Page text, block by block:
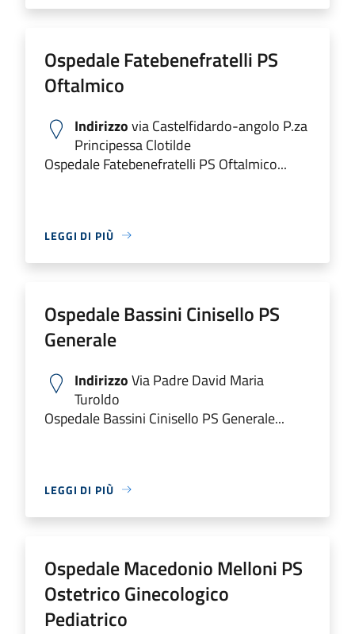
Ospedale Fatebenefratelli PS
Oftalmico
Indirizzovia Castelfidardo-angolo P.za
Principessa Clotilde
Ospedale Fatebenefratelli PS Oftalmico...
LEGGI DI PIÙ
Ospedale Bassini Cinisello PS
Generale
IndirizzoVia Padre David Maria
Turoldo
Ospedale Bassini Cinisello PS Generale...
LEGGI DI PIÙ
Ospedale Macedonio Melloni PS
Ostetrico Ginecologico
Pediatrico